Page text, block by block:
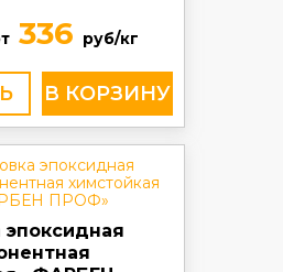
336 руб/кг
эпоксидная